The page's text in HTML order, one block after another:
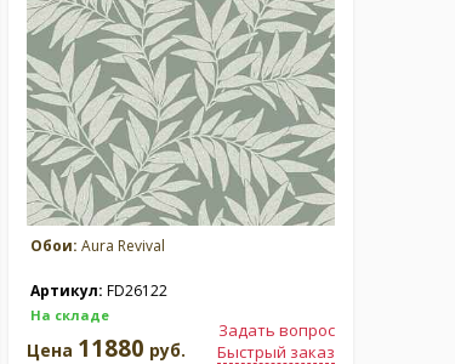
Обои: Aura Revival
Артикул: FD26122
На складе
Задать вопрос
Быстрый заказ
Цена 11880 руб.